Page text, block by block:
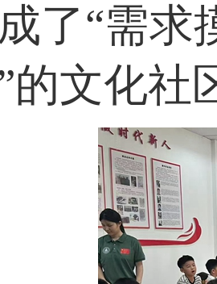
了“需求
的文化社